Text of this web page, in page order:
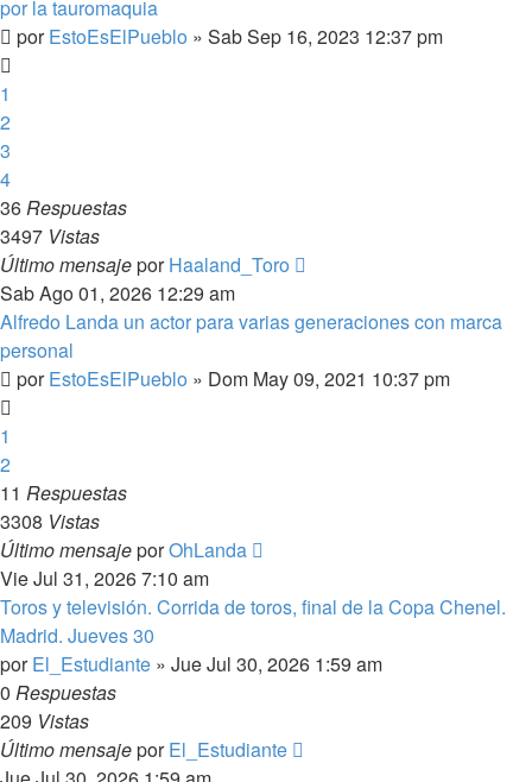
por la tauromaquia
porEstoEsElPueblo » Sab Sep 16, 2023 12:37 pm
1
2
3
4
36Respuestas
3497 Vistas
Último mensajeporHaaland_Toro
Sab Ago 01, 2026 12:29 am
Alfredo Landa un actor para varias generaciones con marca
personal
porEstoEsElPueblo » Dom May 09, 2021 10:37 pm
1
2
11 Respuestas
3308 Vistas
Último mensajeporOhLanda
Vie Jul 31, 2026 7:10 am
Toros y televisión. Corrida de toros, final de la Copa Chenel.
Madrid. Jueves 30
porEl_Estudiante » Jue Jul 30, 2026 1:59 am
0 Respuestas
209 Vistas
Último mensajeporEl_Estudiante